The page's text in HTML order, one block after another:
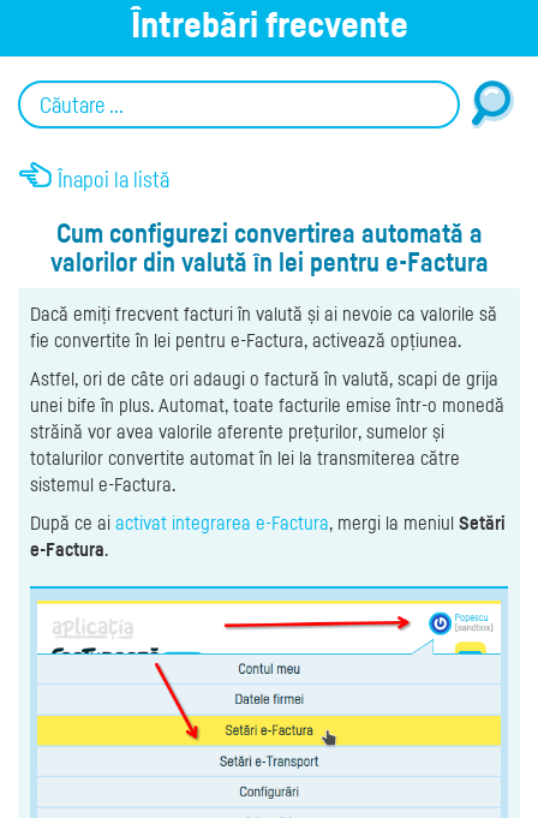
Întrebări frecvente
Înapoi la listă
Cum configurezi convertirea automată a
valorilor din valută în lei pentru e-Factura
Dacă emiți frecvent facturi în valută și ai nevoie ca valorile să
fie convertite în lei pentru e-Factura, activează opțiunea.
Astfel, ori de câte ori adaugi o factură în valută, scapi de grija
unei bife în plus. Automat, toate facturile emise într-o monedă
străină vor avea valorile aferente prețurilor, sumelor și
totalurilor convertite automat în lei la transmiterea către
sistemul e-Factura.
După ce ai activat integrarea e-Factura, mergi la meniul Setări
e-Factura.